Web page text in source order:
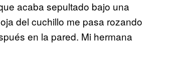
acaba sepultado bajo una
del cuchillo me pasa rozando
en la pared. Mi hermana